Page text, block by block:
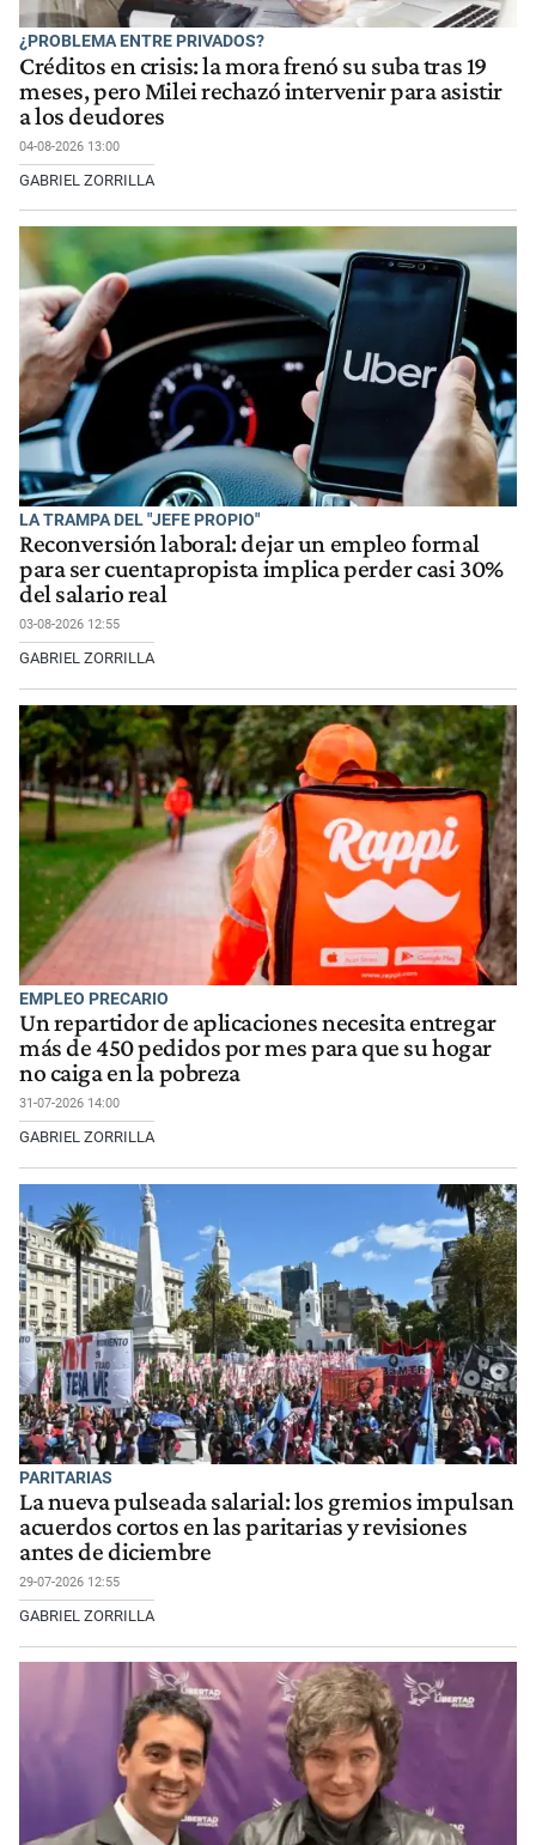
¿PROBLEMA ENTRE PRIVADOS?
Créditos en crisis: la mora frenó su suba tras 19
meses, pero Milei rechazó intervenir para asistir
a los deudores
04-08-2026 13:00
GABRIEL ZORRILLA
LA TRAMPA DEL "JEFE PROPIO"
Reconversión laboral: dejar un empleo formal
para ser cuentapropista implica perder casi 30%
del salario real
03-08-2026 12:55
GABRIEL ZORRILLA
EMPLEO PRECARIO
Un repartidor de aplicaciones necesita entregar
más de 450 pedidos por mes para que su hogar
no caiga en la pobreza
31-07-2026 14:00
GABRIEL ZORRILLA
PARITARIAS
La nueva pulseada salarial: los gremios impulsan
acuerdos cortos en las paritarias y revisiones
antes de diciembre
29-07-2026 12:55
GABRIEL ZORRILLA